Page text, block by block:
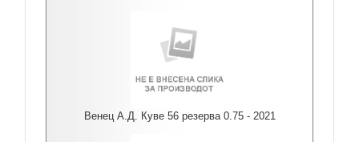
Венец А.Д. Куве 56 резерва 0.75 - 2021